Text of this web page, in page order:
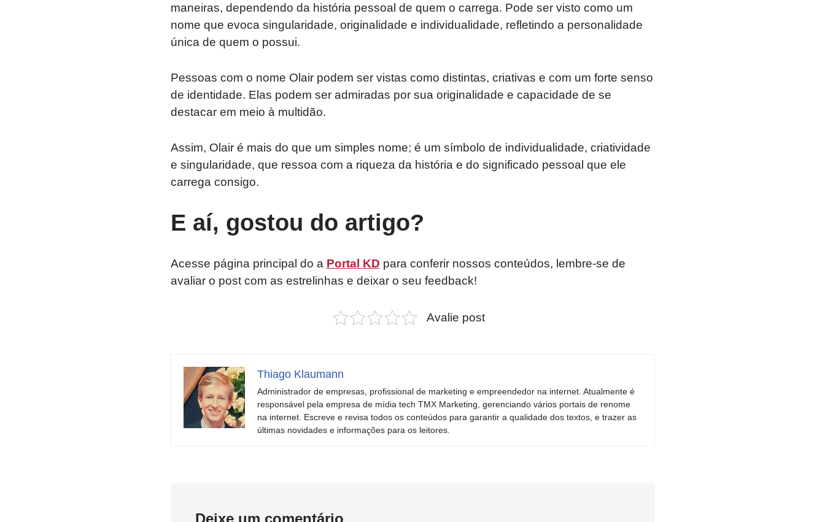
maneiras, dependendo da história pessoal de quem o carrega. Pode ser visto como um
nome que evoca singularidade, originalidade e individualidade, refletindo a personalidade
única de quem o possui.
Pessoas com o nome Olair podem ser vistas como distintas, criativas e com um forte senso
de identidade. Elas podem ser admiradas por sua originalidade e capacidade de se
destacar em meio à multidão.
Assim, Olair é mais do que um simples nome; é um símbolo de individualidade, criatividade
e singularidade, que ressoa com a riqueza da história e do significado pessoal que ele
carrega consigo.
E aí, gostou do artigo?
Acesse página principal do a Portal KD para conferir nossos conteúdos, lembre-se de
avaliar o post com as estrelinhas e deixar o seu feedback!
Avalie post
Thiago Klaumann
Administrador de empresas, profissional de marketing e empreendedor na internet. Atualmente é
responsável pela empresa de mídia tech TMX Marketing, gerenciando vários portais de renome
na internet. Escreve e revisa todos os conteúdos para garantir a qualidade dos textos, e trazer as
últimas novidades e informações para os leitores.
Deixe um comentário